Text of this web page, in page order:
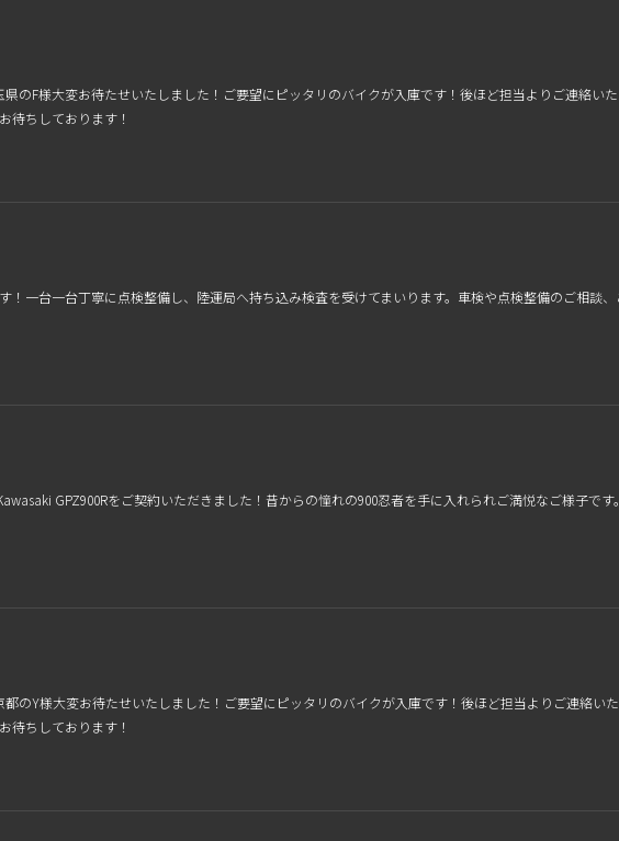
のF様大変お待たせいたしました！ご要望にピッタリのバイクが入庫です！後ほど担当よりご連絡い
待ちしております！
一台一台丁寧に点検整備し、陸運局へ持ち込み検査を受けてまいります。車検や点検整備のご相談
GPZ900Rをご契約いただきました！昔からの憧れの900忍者を手に入れられご満悦なご様子で
のY様大変お待たせいたしました！ご要望にピッタリのバイクが入庫です！後ほど担当よりご連絡い
待ちしております！